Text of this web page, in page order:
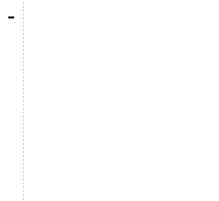
-